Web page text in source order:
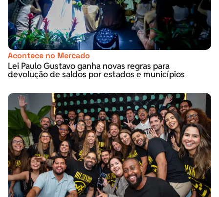
Acontece no Mercado
Lei Paulo Gustavo ganha novas regras para
devolução de saldos por estados e municípios